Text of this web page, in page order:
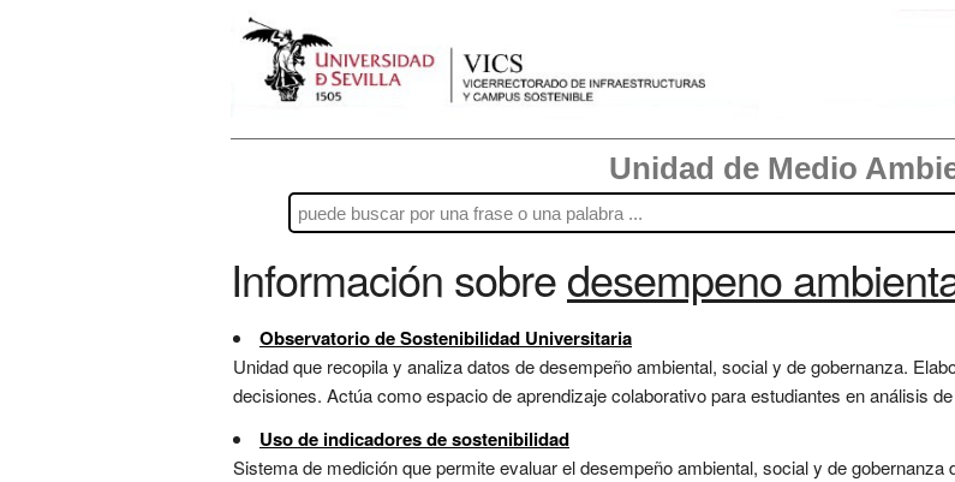
Unidad de Medio
Información sobredesempeno
Observatorio de Sostenibilidad Universitaria
Unidad que recopila y analiza datos de desempeño ambiental, social y de gobernanza.
decisiones. Actúa como espacio de aprendizaje colaborativo para estudiantes en análisis
Uso de indicadores de sostenibilidad
Sistema de medición que permite evaluar el desempeño ambiental, social y de gobernanza